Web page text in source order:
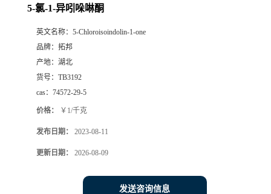
5-氯-1-异吲哚啉酮
英文名称： 5-Chloroisoindolin-1-one
品牌： 拓邦
产地： 湖北
货号： TB3192
cas： 74572-29-5
价格： ￥1/千克
发布日期： 2023-08-11
更新日期： 2026-08-09
发送咨询信息